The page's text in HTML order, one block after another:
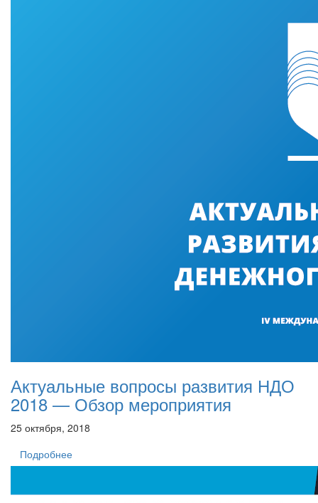
Актуальные вопросы развития НДО
2018 — Обзор мероприятия
25 октября, 2018
Подробнее